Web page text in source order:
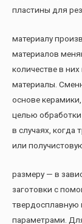
пластины для
материалу
материалов
количестве в
материалы.
основе
целью
в случаях, когда
или
размеру — в
заготовки с
твердосплавную
параметрами.